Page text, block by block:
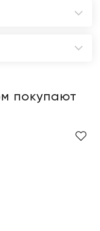
покупают